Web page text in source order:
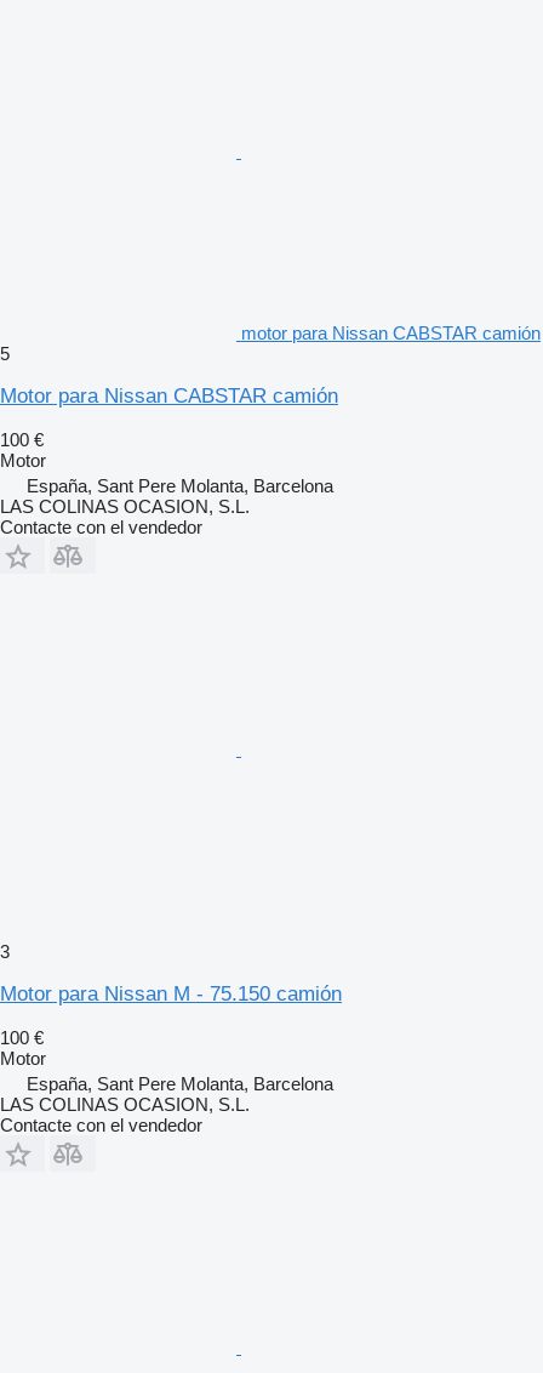
motor para Nissan CABSTAR camión
5
Motor para Nissan CABSTAR camión
100 €
Motor
España, Sant Pere Molanta, Barcelona
LAS COLINAS OCASION, S.L.
Contacte con el vendedor
3
Motor para Nissan M - 75.150 camión
100 €
Motor
España, Sant Pere Molanta, Barcelona
LAS COLINAS OCASION, S.L.
Contacte con el vendedor